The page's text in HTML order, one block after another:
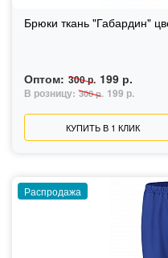
Брюки ткань "Габардин"
Оптом: 300 р. 199 р.
В розницу: 300 р. 199 р.
КУПИТЬ В 1 КЛИК
Распродажа